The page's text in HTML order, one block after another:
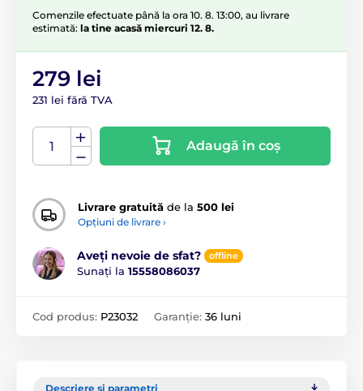
Comenzile efectuate până la ora 10. 8. 13:00, au livrare
estimată: la tine acasă miercuri 12. 8.
279 lei
231 lei fără TVA
Adaugă în coș
Livrare gratuită de la 500 lei
Opțiuni de livrare ›
Aveți nevoie de sfat? offline
Sunați la 15558086037
Cod produs: P23032 Garanție: 36 luni
Descriere și parametri